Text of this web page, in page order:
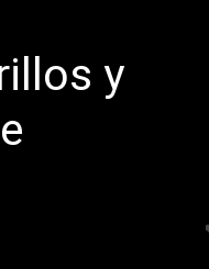
y